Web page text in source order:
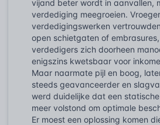
vijand beter wordt in aanvallen,
verdediging meegroeien.
verdedigingswerken
open schietgaten of
verdedigers zich doorheen
enigszins kwetsbaar voor
Maar naarmate pijl en boog,
steeds geavanceerder en
werd duidelijke dat een
meer volstond om optimale
Er moest een oplossing komen